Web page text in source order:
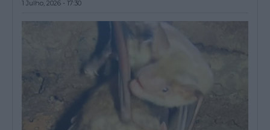
1 Julho, 2026 - 17:30